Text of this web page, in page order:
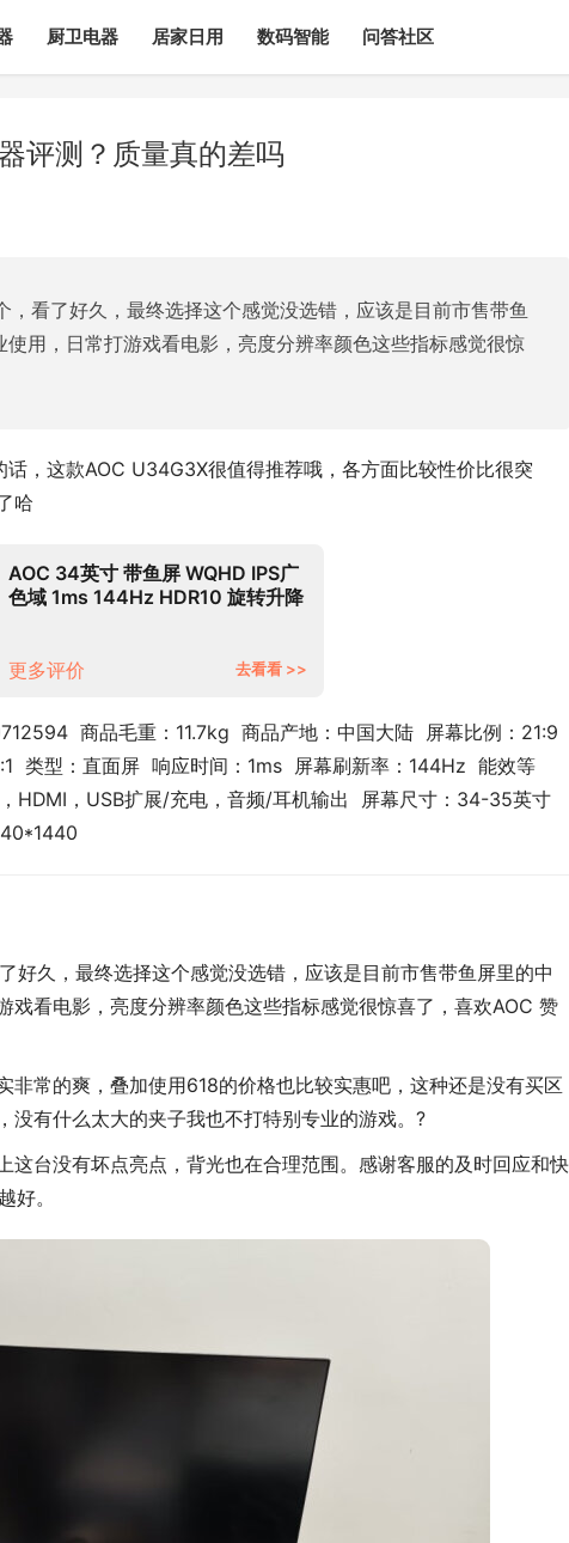
厨卫电器 居家日用 数码智能 问答社区
评测？质量真的差吗
看了好久，最终选择这个感觉没选错，应该是目前市售带鱼
用，日常打游戏看电影，亮度分辨率颜色这些指标感觉很惊
，这款AOC U34G3X很值得推荐哦，各方面比较性价比很突
哈
AOC 34英寸 带鱼屏 WQHD IPS广
色域 1ms 144Hz HDR10 旋转升降
更多评价
去看看 >>
商品毛重：11.7kg  商品产地：中国大陆  屏幕比例：21:9
类型：直面屏  响应时间：1ms  屏幕刷新率：144Hz  能效等
HDMI，USB扩展/充电，音频/耳机输出  屏幕尺寸：34-35英寸
好久，最终选择这个感觉没选错，应该是目前市售带鱼屏里的中
戏看电影，亮度分辨率颜色这些指标感觉很惊喜了，喜欢AOC 赞
非常的爽，叠加使用618的价格也比较实惠吧，这种还是没有买区
没有什么太大的夹子我也不打特别专业的游戏。?
这台没有坏点亮点，背光也在合理范围。感谢客服的及时回应和快
好。